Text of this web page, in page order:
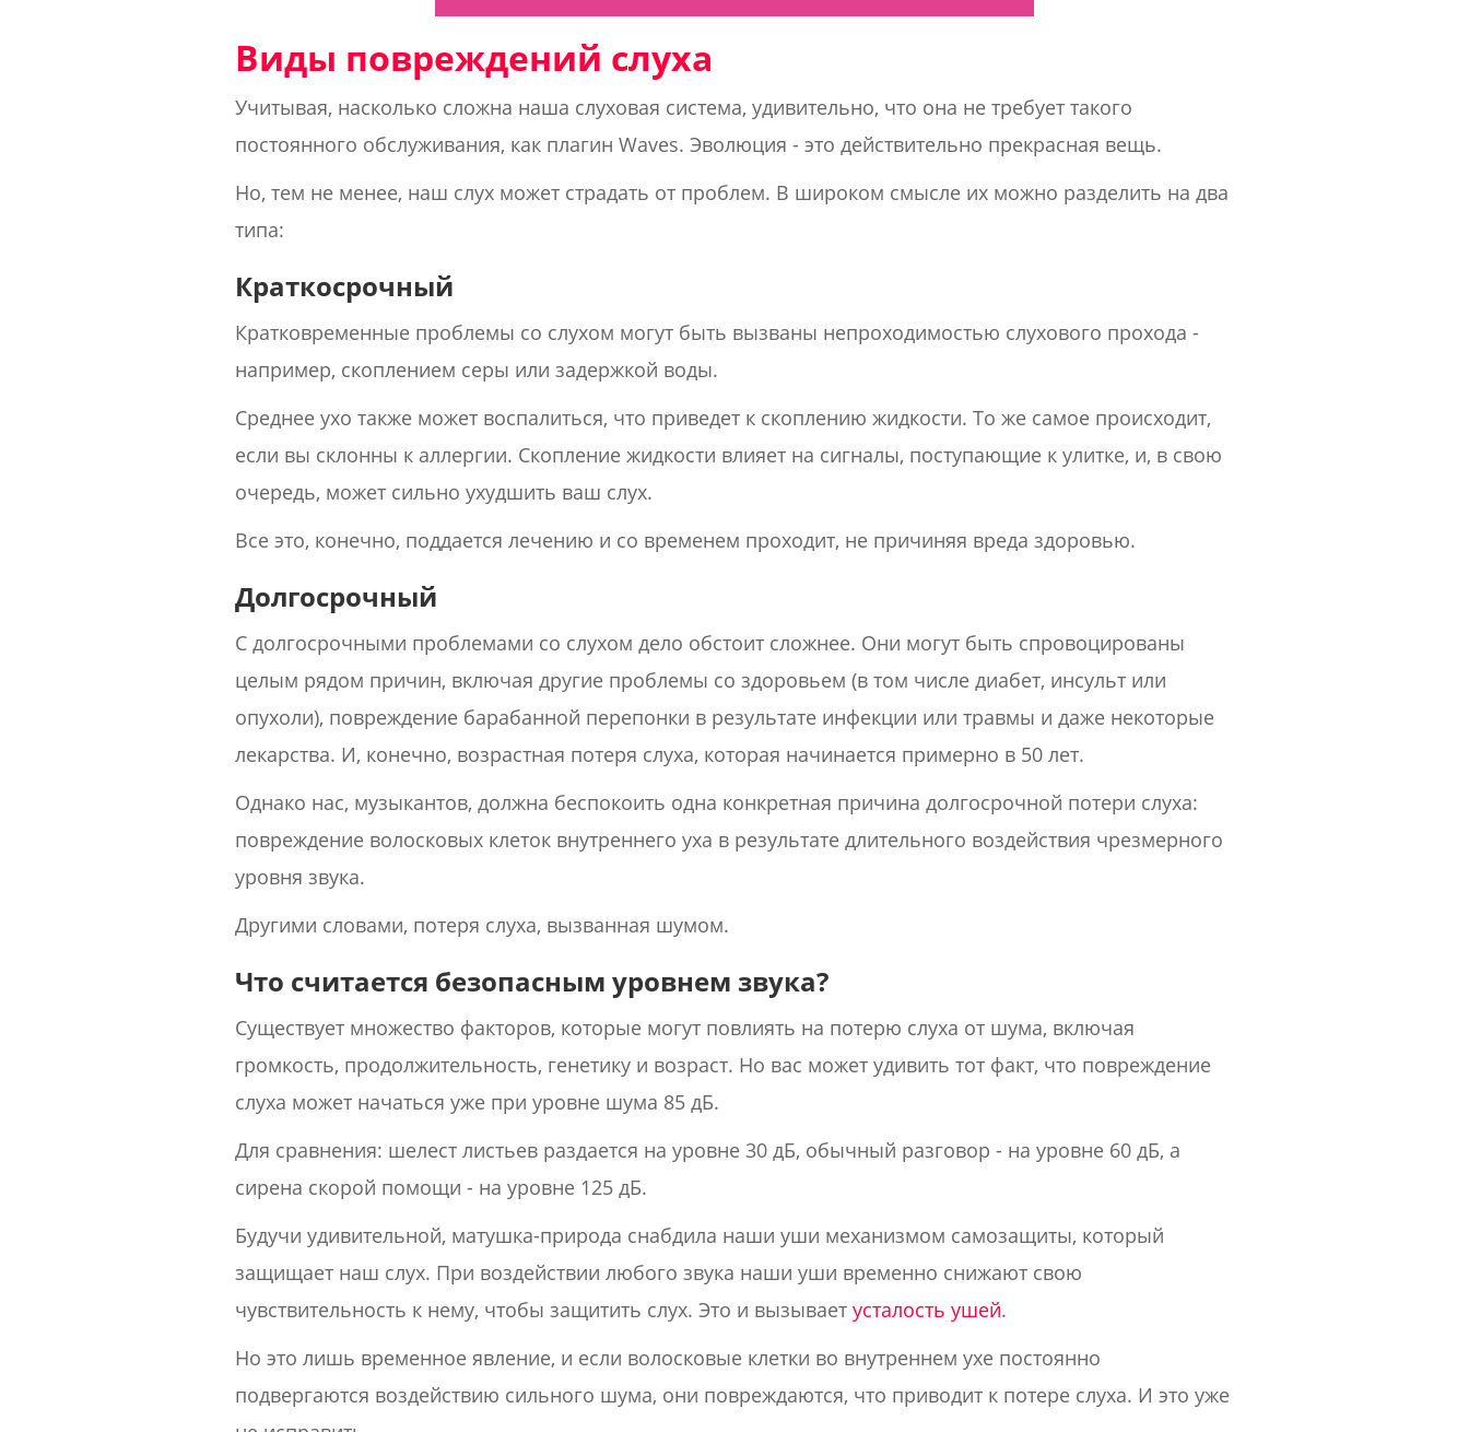
Виды повреждений слуха
Учитывая, насколько сложна наша слуховая система, удивительно, что она не требует такого
постоянного обслуживания, как плагин Waves. Эволюция - это действительно прекрасная вещь.
Но, тем не менее, наш слух может страдать от проблем. В широком смысле их можно разделить на два
типа:
Краткосрочный
Кратковременные проблемы со слухом могут быть вызваны непроходимостью слухового прохода -
например, скоплением серы или задержкой воды.
Среднее ухо также может воспалиться, что приведет к скоплению жидкости. То же самое происходит,
если вы склонны к аллергии. Скопление жидкости влияет на сигналы, поступающие к улитке, и, в свою
очередь, может сильно ухудшить ваш слух.
Все это, конечно, поддается лечению и со временем проходит, не причиняя вреда здоровью.
Долгосрочный
С долгосрочными проблемами со слухом дело обстоит сложнее. Они могут быть спровоцированы
целым рядом причин, включая другие проблемы со здоровьем (в том числе диабет, инсульт или
опухоли), повреждение барабанной перепонки в результате инфекции или травмы и даже некоторые
лекарства. И, конечно, возрастная потеря слуха, которая начинается примерно в 50 лет.
Однако нас, музыкантов, должна беспокоить одна конкретная причина долгосрочной потери слуха:
повреждение волосковых клеток внутреннего уха в результате длительного воздействия чрезмерного
уровня звука.
Другими словами, потеря слуха, вызванная шумом.
Что считается безопасным уровнем звука?
Существует множество факторов, которые могут повлиять на потерю слуха от шума, включая
громкость, продолжительность, генетику и возраст. Но вас может удивить тот факт, что повреждение
слуха может начаться уже при уровне шума 85 дБ.
Для сравнения: шелест листьев раздается на уровне 30 дБ, обычный разговор - на уровне 60 дБ, а
сирена скорой помощи - на уровне 125 дБ.
Будучи удивительной, матушка-природа снабдила наши уши механизмом самозащиты, который
защищает наш слух. При воздействии любого звука наши уши временно снижают свою
чувствительность к нему, чтобы защитить слух. Это и вызываетусталость ушей.
Но это лишь временное явление, и если волосковые клетки во внутреннем ухе постоянно
подвергаются воздействию сильного шума, они повреждаются, что приводит к потере слуха. И это уже